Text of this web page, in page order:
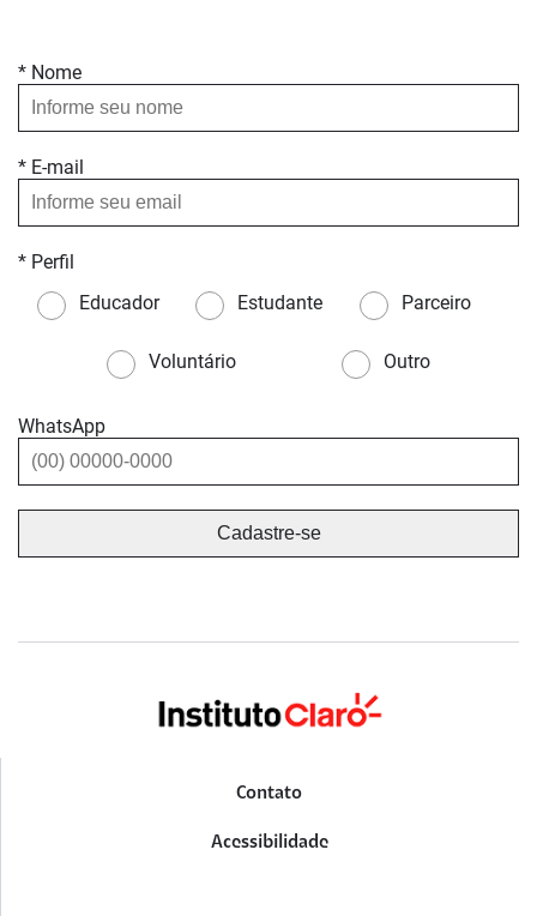
* Nome
* E-mail
* Perfil
Educador
Estudante Parceiro
Voluntário Outro
WhatsApp
Contato
Acessibilidade